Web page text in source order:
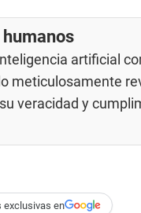
artificial
meticulosamente
veracidad y
exclusivas en